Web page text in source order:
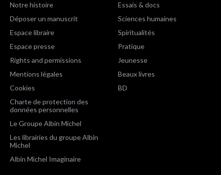
Notre histoire
Déposer un manuscrit
Espace libraire
Espace presse
Rights and permissions
Mentions légales
Cookies
Charte de protection des
données personnelles
Le Groupe Albin Michel
Les librairies du groupe Albin
Michel
Albin Michel Imaginaire
Essais & docs
Sciences humaines
Spiritualités
Pratique
Jeunesse
Beaux livres
BD